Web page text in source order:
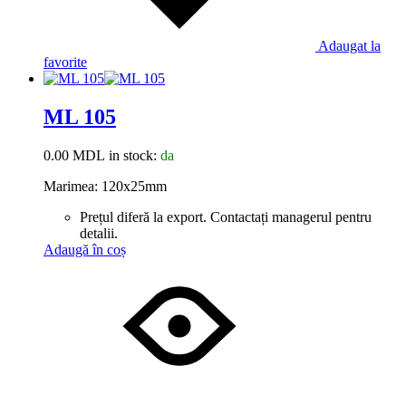
Adaugat la
favorite
ML 105
0.00 MDL in stock: da
Marimea: 120x25mm
Prețul diferă la export. Contactați managerul pentru
detalii.
Adaugă în coș